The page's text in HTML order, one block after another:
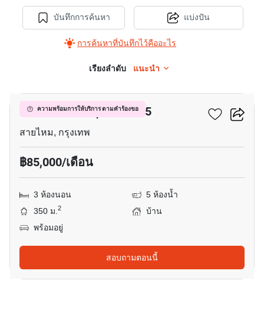
บันทึกการค้นหา
การค้นหาที่บันทึกไว้คืออะไร
แบ่งปัน
เรียงลำดับ แนะนำ
ความพร้อมการให้บริการ ตามคำร้องขอ
คาซ่า แกรนด์ สุขาภิบาล 5
สายไหม, กรุงเทพ
฿85,000/เดือน
3 ห้องนอน
5 ห้องน้ำ
350 ม.2
บ้าน
พร้อมอยู่
สอบถามตอนนี้